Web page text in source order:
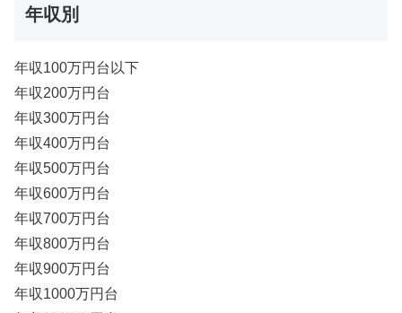
年収別
年収100万円台以下
年収200万円台
年収300万円台
年収400万円台
年収500万円台
年収600万円台
年収700万円台
年収800万円台
年収900万円台
年収1000万円台